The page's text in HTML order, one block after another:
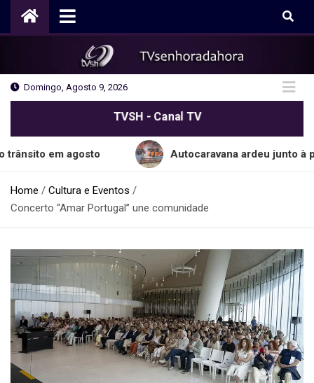
Domingo, Agosto 9, 2026
TVSH - Canal TV
em agosto Autocaravana ardeu junto à praia do
Home
Cultura e Eventos
Concerto “Amar Portugal” une comunidade